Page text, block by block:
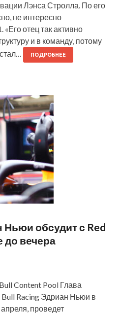
Лэнса Стролла. По его
не интересно
отец так активно
и в команду, потому
ПОДРОБНЕЕ
Ньюи обсудит с Red
до вечера
Content Pool Глава
Bull Racing Эдриан Ньюи в
проведет